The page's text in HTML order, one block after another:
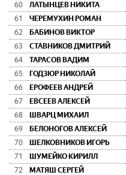
60
ЛАТЫНЦЕВ НИКИТА
61
ЧЕРЕМУХИН РОМАН
62
БАБИНОВ ВИКТОР
63
СТАВНИКОВ ДМИТРИЙ
64
ТАРАСОВ ВАДИМ
65
ГОДЗЮР НИКОЛАЙ
66
ЕРОФЕЕВ АНДРЕЙ
67
ЕВСЕЕВ АЛЕКСЕЙ
68
ШВАРЦ МИХАИЛ
69
БЕЛОНОГОВ АЛЕКСЕЙ
70
ШЕЛКОВНИКОВ ИГОРЬ
71
ШУМЕЙКО КИРИЛЛ
72
МАТЯШ СЕРГЕЙ